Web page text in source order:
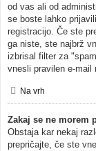
od vas ali od
se boste lahko
registracijo. Če ste
ga niste, ste najbrž
izbrisal filter za
vnesli pravilen e-mail
Na vrh
Zakaj se ne morem
Obstaja kar nekaj
prepričajte, če ste